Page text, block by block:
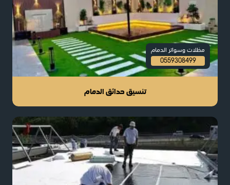
مظلات وسواتر الدمام
0559308499
تنسيق حدائق الدمام